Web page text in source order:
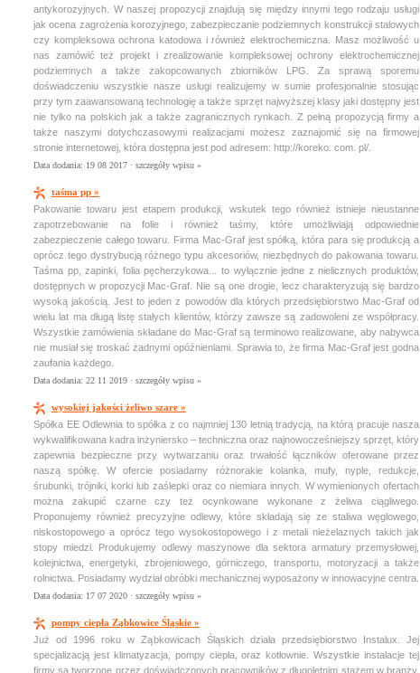
antykorozyjnych. W naszej propozycji znajdują się między innymi tego rodzaju usługi
jak ocena zagrożenia korozyjnego, zabezpieczanie podziemnych konstrukcji stalowych
czy kompleksowa ochrona katodowa i również elektrochemiczna. Masz możliwość u
nas zamówić też projekt i zrealizowanie kompleksowej ochrony elektrochemicznej
podziemnych a także zakopcowanych zbiorników LPG. Za sprawą sporemu
doświadczeniu wszystkie nasze usługi realizujemy w sumie profesjonalnie stosując
przy tym zaawansowaną technologię a także sprzęt najwyższej klasy jaki dostępny jest
nie tylko na polskich jak a także zagranicznych rynkach. Z pełną propozycją firmy a
także naszymi dotychczasowymi realizacjami możesz zaznajomić się na firmowej
stronie internetowej, która dostępna jest pod adresem: http://koreko. com. pl/.
Data dodania: 19 08 2017 · szczegóły wpisu »
taśma pp »
Pakowanie towaru jest etapem produkcji, wskutek tego również istnieje nieustanne
zapotrzebowanie na folie i również taśmy, które umożliwiają odpowiednie
zabezpieczenie całego towaru. Firma Mac-Graf jest spółką, która para się produkcją a
oprócz tego dystrybucją różnego typu akcesoriów, niezbędnych do pakowania towaru.
Taśma pp, zapinki, folia pęcherzykowa... to wyłącznie jedne z nielicznych produktów,
dostępnych w propozycji Mac-Graf. Nie są one drogie, lecz charakteryzują się bardzo
wysoką jakością. Jest to jeden z powodów dla których przedsiębiorstwo Mac-Graf od
wielu lat ma długą listę stałych klientów, którzy zawsze są zadowoleni ze współpracy.
Wszystkie zamówienia składane do Mac-Graf są terminowo realizowane, aby nabywca
nie musiał się troskać żadnymi opóźnieniami. Sprawia to, że firma Mac-Graf jest godna
zaufania każdego.
Data dodania: 22 11 2019 · szczegóły wpisu »
wysokiej jakości żeliwo szare »
Spółka EE Odlewnia to spółka z co najmniej 130 letnią tradycją, na którą pracuje nasza
wykwalifikowana kadra inżyniersko – techniczna oraz najnowocześniejszy sprzęt, który
zapewnia bezpieczne przy wytwarzaniu oraz trwałość łączników oferowane przez
naszą spółkę. W ofercie posiadamy różnorakie kolanka, mufy, nyple, redukcje,
śrubunki, trójniki, korki lub zaślepki oraz co niemiara innych. W wymienionych ofertach
można zakupić czarne czy też ocynkowane wykonane z żeliwa ciągliwego.
Proponujemy również precyzyjne odlewy, które składają się ze staliwa węglowego,
niskostopowego a oprócz tego wysokostopowego i z metali nieżelaznych takich jak
stopy miedzi. Produkujemy odlewy maszynowe dla sektora armatury przemysłowej,
kolejnictwa, energetyki, zbrojeniowego, górniczego, transportu, motoryzacji a także
rolnictwa. Posiadamy wydział obróbki mechanicznej wyposażony w innowacyjne centra.
Data dodania: 17 07 2020 · szczegóły wpisu »
pompy ciepła Ząbkowice Śląskie »
Już od 1996 roku w Ząbkowicach Śląskich działa przedsiębiorstwo Instalux. Jej
specjalizacją jest klimatyzacja, pompy ciepła, oraz kotłownie. Wszystkie instalacje tej
firmy są tworzone przez doświadczonych pracowników z długoletnim stażem w branży.